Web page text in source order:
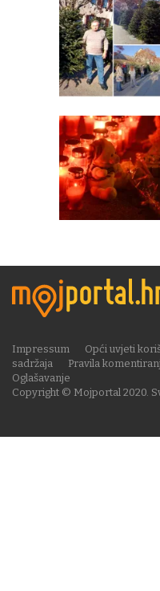
Copyright © Mojportal 2020.
Impressum Opći uvjeti
sadržaja
Pravila
Oglašavanje